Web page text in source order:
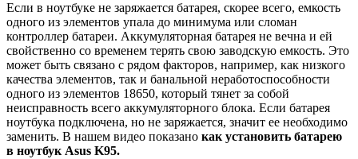
Если в ноутбуке не заряжается батарея, скорее всего, емкость
одного из элементов упала до минимума или сломан
контроллер батареи. Аккумуляторная батарея не вечна и ей
свойственно со временем терять свою заводскую емкость. Это
может быть связано с рядом факторов, например, как низкого
качества элементов, так и банальной неработоспособности
одного из элементов 18650, который тянет за собой
неисправность всего аккумуляторного блока. Если батарея
ноутбука подключена, но не заряжается, значит ее необходимо
заменить. В нашем видео показано как установить батарею
в ноутбук Asus K95.